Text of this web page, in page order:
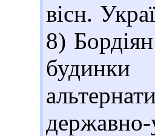
вісн.
8)